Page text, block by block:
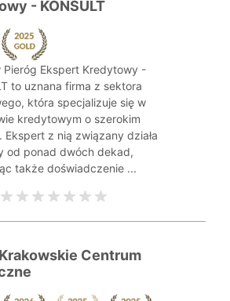
- KONSULT
Pieróg Ekspert Kredytowy -
to uznana firma z sektora
która specjalizuje się w
kredytowym o szerokim
Ekspert z nią związany działa
od ponad dwóch dekad,
także doświadczenie ...
Centrum